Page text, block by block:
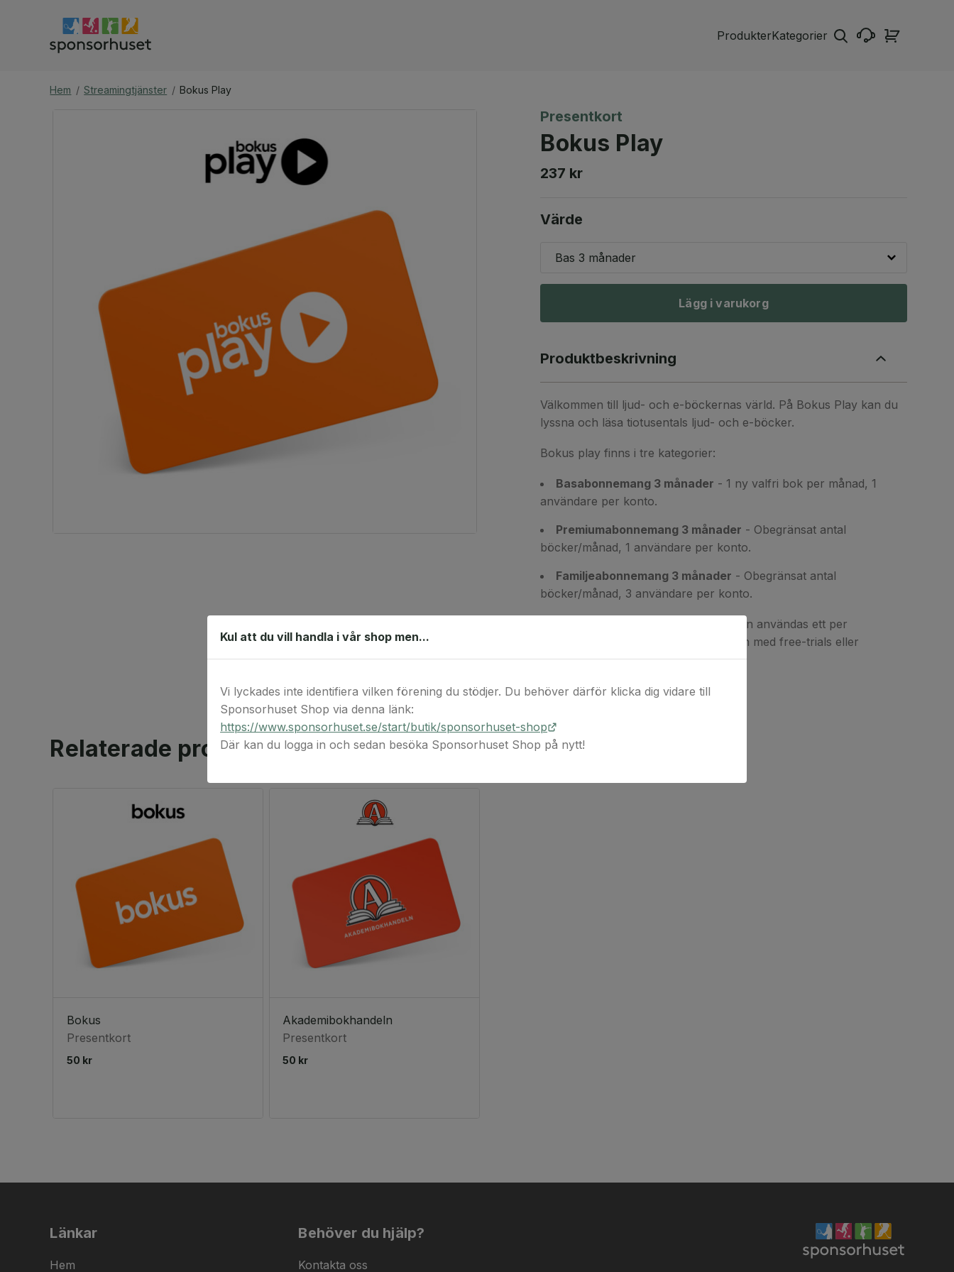
ProdukterKategorier
Hem / Streamingtjänster / Bokus Play
Presentkort
Bokus Play
237 kr
Värde
Bas 3 månader
Lägg i varukorg
Produktbeskrivning
Välkommen till ljud- och e-böckernas värld. På Bokus Play kan du
lyssna och läsa tiotusentals ljud- och e-böcker.
Bokus play finns i tre kategorier:
Basabonnemang 3 månader - 1 ny valfri bok per månad, 1
användare per konto.
Premiumabonnemang 3 månader - Obegränsat antal
böcker/månad, 1 användare per konto.
Familjeabonnemang 3 månader - Obegränsat antal
böcker/månad, 3 användare per konto.
Observera att presentkortet endast kan användas ett per
inlösningstillfälle och inte i kombination med free-trials eller
liknande erbjudanden.
Relaterade produkter
Bokus
Presentkort
50 kr
Akademibokhandeln
Presentkort
50 kr
Länkar
Hem
Behöver du hjälp?
Kontakta oss
Kul att du vill handla i vår shop men...
Vi lyckades inte identifiera vilken förening du stödjer. Du behöver därför klicka dig vidare till
Sponsorhuset Shop via denna länk:
https://www.sponsorhuset.se/start/butik/sponsorhuset-shop
Där kan du logga in och sedan besöka Sponsorhuset Shop på nytt!